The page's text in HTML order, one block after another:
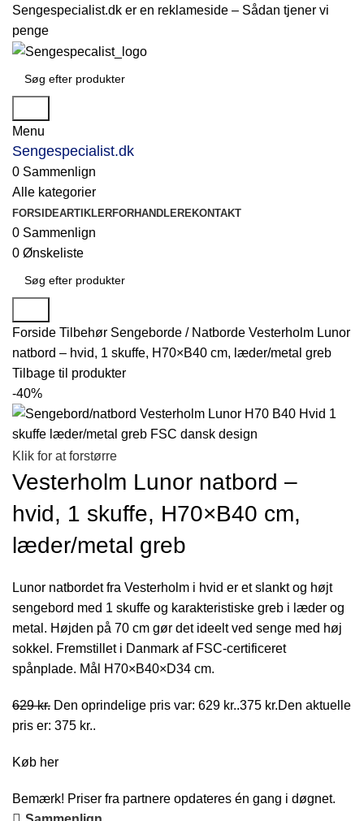
Sengespecialist.dk er en reklameside – Sådan tjener vi
penge
Menu
Sengespecialist.dk
0 Sammenlign
Alle kategorier
FORSIDEARTIKLERFORHANDLEREKONTAKT
0 Sammenlign
0 Ønskeliste
Forside Tilbehør Sengeborde / Natborde Vesterholm Lunor
natbord – hvid, 1 skuffe, H70×B40 cm, læder/metal greb
Tilbage til produkter
-40%
Klik for at forstørre
Vesterholm Lunor natbord –
hvid, 1 skuffe, H70×B40 cm,
læder/metal greb
Lunor natbordet fra Vesterholm i hvid er et slankt og højt
sengebord med 1 skuffe og karakteristiske greb i læder og
metal. Højden på 70 cm gør det ideelt ved senge med høj
sokkel. Fremstillet i Danmark af FSC-certificeret
spånplade. Mål H70×B40×D34 cm.
629kr. Den oprindelige pris var: 629 kr..375 kr.Den aktuelle
pris er: 375 kr..
Køb her
Bemærk! Priser fra partnere opdateres én gang i døgnet.